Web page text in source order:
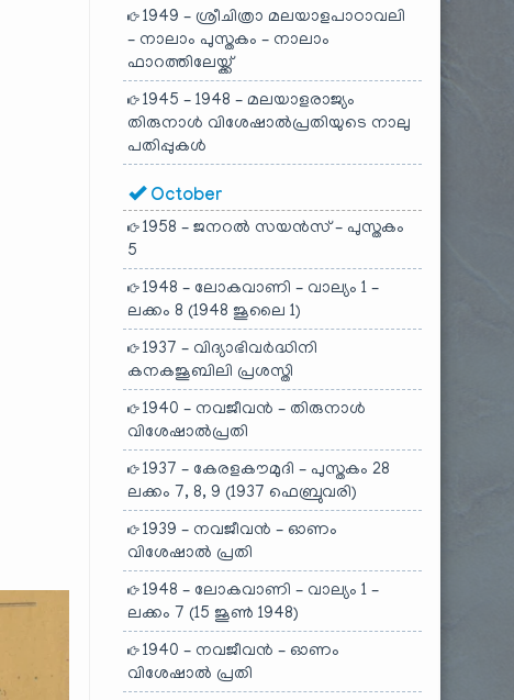
1949 – ശ്രീചിത്രാ മലയാളപാഠാവലി
– നാലാം പുസ്തകം – നാലാം
ഫാറത്തിലേയ്ക്ക്
1945 – 1948 – മലയാളരാജ്യം
തിരുനാൾ വിശേഷാൽപ്രതിയുടെ നാലു
പതിപ്പുകൾ
October
1958 – ജനറൽ സയൻസ് – പുസ്തകം
5
1948 – ലോകവാണി – വാല്യം 1 –
ലക്കം 8 (1948 ജൂലൈ 1)
1937 – വിദ്യാഭിവർദ്ധിനി
കനകജൂബിലി പ്രശസ്തി
1940 – നവജീവൻ – തിരുനാൾ
വിശേഷാൽപ്രതി
1937 – കേരളകൗമുദി – പുസ്തകം 28
ലക്കം 7, 8, 9 (1937 ഫെബ്രുവരി)
1939 – നവജീവൻ – ഓണം
വിശേഷാൽ പ്രതി
1948 – ലോകവാണി – വാല്യം 1 –
ലക്കം 7 (15 ജൂൺ 1948)
1940 – നവജീവൻ – ഓണം
വിശേഷാൽ പ്രതി